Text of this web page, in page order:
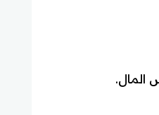
المال.